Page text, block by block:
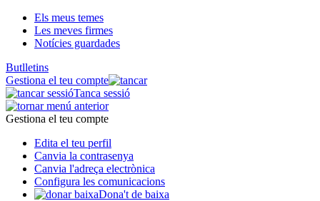
Els meus temes
Les meves firmes
Notícies guardades
Butlletins
Gestiona el teu compte
Tanca sessió
Gestiona el teu compte
Edita el teu perfil
Canvia la contrasenya
Canvia l'adreça electrònica
Configura les comunicacions
Dona't de baixa